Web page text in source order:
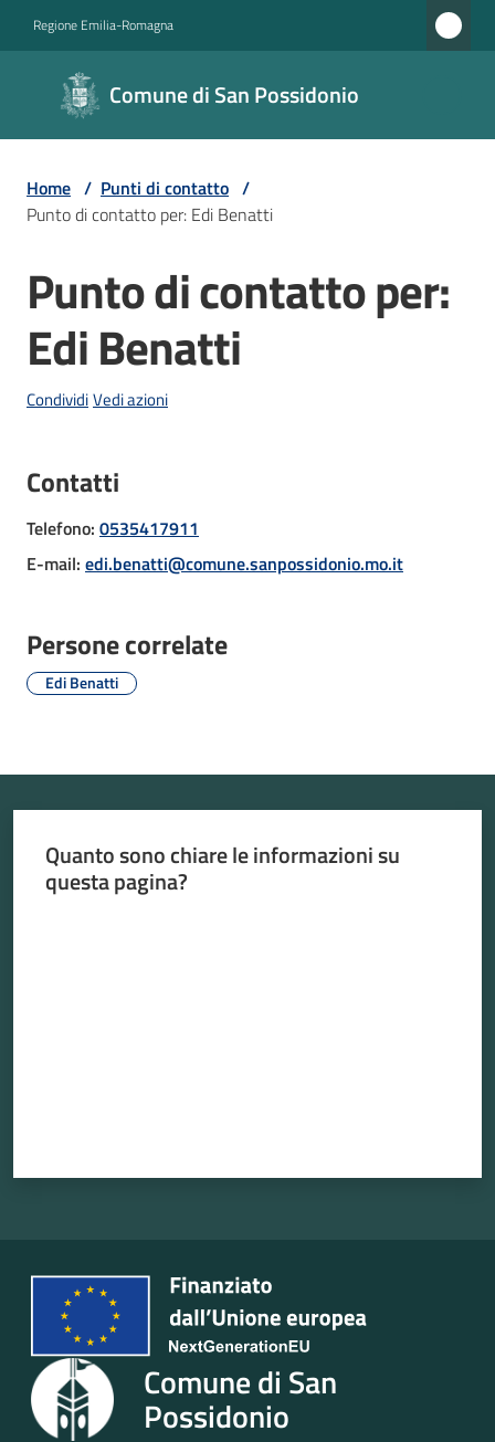
Regione Emilia-Romagna
Comune di San Possidonio
Comune di
San
Possidonio
Novità
Servizi
Comune
amministrativi
Albo
Sportello
telematico
Tutti
Home / Punti di contatto /
Punto di contatto per: Edi Benatti
Salta al contenuto
Punto di contatto per:
Edi Benatti
CondividiVedi azioni
Contatti
Telefono: 0535417911
E-mail: edi.benatti@comune.sanpossidonio.mo.it
Persone correlate
Edi Benatti
Quanto sono chiare le informazioni su
questa pagina?
Comune di San
Possidonio